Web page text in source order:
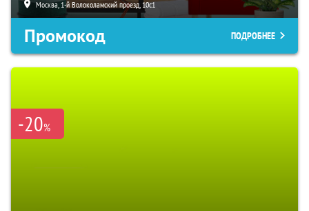
Москва, 1-й Волоколамский проезд, 10с1
Промокод ПОДРОБНЕЕ
-20%